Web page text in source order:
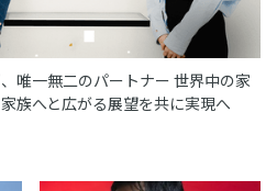
唯一無二のパートナー 世界中の家
族へと広がる展望を共に実現へ